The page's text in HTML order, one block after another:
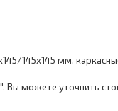
145х145 мм,
можете уточнить